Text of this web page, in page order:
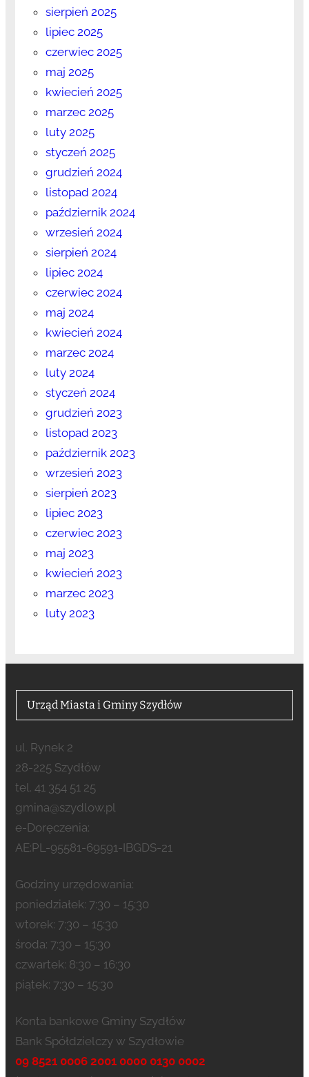
sierpień 2025
lipiec 2025
czerwiec 2025
maj 2025
kwiecień 2025
marzec 2025
luty 2025
styczeń 2025
grudzień 2024
listopad 2024
październik 2024
wrzesień 2024
sierpień 2024
lipiec 2024
czerwiec 2024
maj 2024
kwiecień 2024
marzec 2024
luty 2024
styczeń 2024
grudzień 2023
listopad 2023
październik 2023
wrzesień 2023
sierpień 2023
lipiec 2023
czerwiec 2023
maj 2023
kwiecień 2023
marzec 2023
luty 2023
Urząd Miasta i Gminy Szydłów
ul. Rynek 2
28-225 Szydłów
tel. 41 354 51 25
gmina@szydlow.pl
e-Doręczenia:
AE:PL-95581-69591-IBGDS-21
Godziny urzędowania:
poniedziałek: 7:30 – 15:30
wtorek: 7:30 – 15:30
środa: 7:30 – 15:30
czwartek: 8:30 – 16:30
piątek: 7:30 – 15:30
Konta bankowe Gminy Szydłów
Bank Spółdzielczy w Szydłowie
09 8521 0006 2001 0000 0130 0002